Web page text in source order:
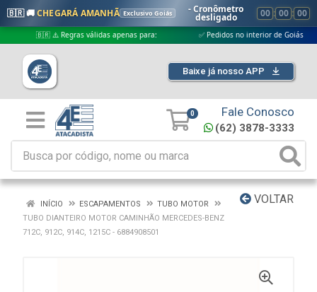
🇧🇷 🚚CHEGARÁ AMANHÃ Exclusivo Goiás - Cronômetro
desligado 00 : 00 : 00
🇧🇷 ⚠️ Regras válidas apenas para: ✅ Pedidos no interior de Goiás
Baixe já nosso APP
0 Fale Conosco
(62) 3878-3333
VOLTAR
INÍCIO ESCAPAMENTOS
TUBO MOTOR
TUBO DIANTEIRO MOTOR CAMINHÃO MERCEDES-BENZ
712C, 912C, 914C, 1215C - 6884908501